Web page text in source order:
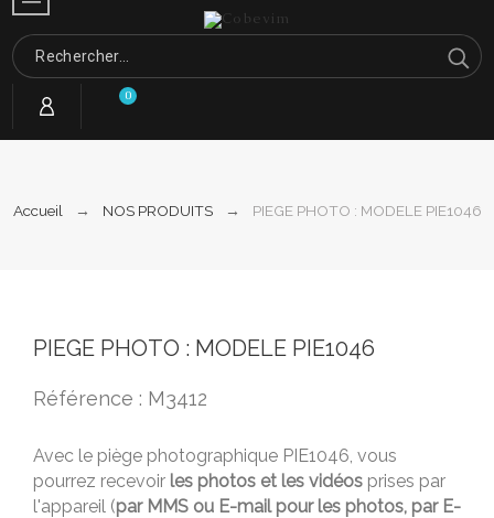
0
Accueil NOS PRODUITS PIEGE PHOTO : MODELE PIE1046
PIEGE PHOTO : MODELE PIE1046
Référence : M3412
Avec le piège photographique PIE1046, vous
pourrez recevoir les photos et les vidéos prises par
l'appareil (par MMS ou E-mail pour les photos, par E-